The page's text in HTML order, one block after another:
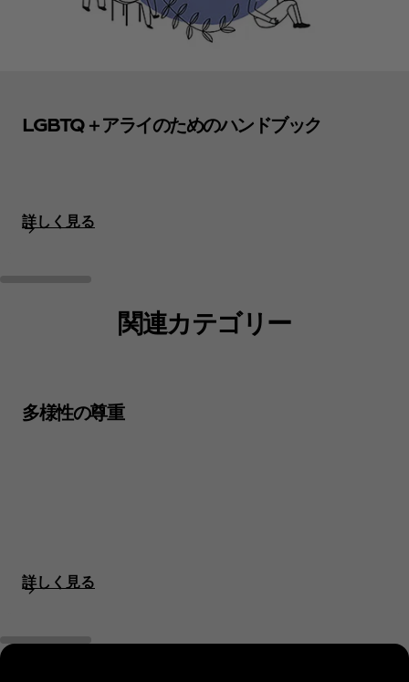
LGBTQ＋アライのためのハンドブック
詳しく見る
関連カテゴリー
多様性の尊重
詳しく見る